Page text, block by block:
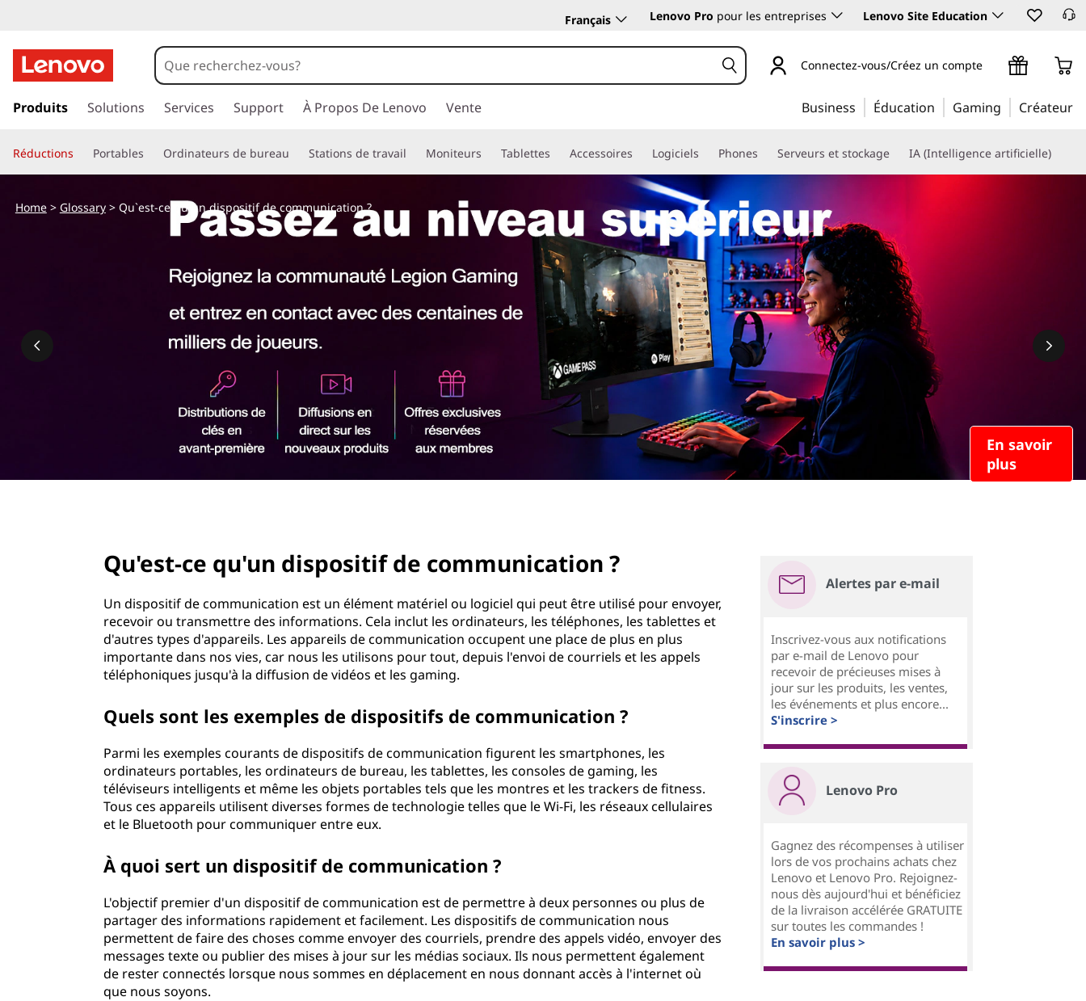
Français Lenovo Pro pour les entreprises Lenovo Site Education
a
e
r
u
a
Connectez-vous/Créez un compte
Produits Solutions Services Support À Propos De Lenovo Vente Business Éducation Gaming Créateur
Réductions Portables Ordinateurs de bureau Stations de travail Moniteurs Tablettes Accessoires Logiciels Phones Serveurs et stockage IA (Intelligence artificielle)
En savoir
plus
Home> Glossary> Qu`est-ce qu`un dispositif de communication ?
Qu'est-ce qu'un dispositif de communication ?
Un dispositif de communication est un élément matériel ou logiciel qui peut être utilisé pour envoyer,
recevoir ou transmettre des informations. Cela inclut les ordinateurs, les téléphones, les tablettes et
d'autres types d'appareils. Les appareils de communication occupent une place de plus en plus
importante dans nos vies, car nous les utilisons pour tout, depuis l'envoi de courriels et les appels
téléphoniques jusqu'à la diffusion de vidéos et les gaming.
Quels sont les exemples de dispositifs de communication ?
Parmi les exemples courants de dispositifs de communication figurent les smartphones, les
ordinateurs portables, les ordinateurs de bureau, les tablettes, les consoles de gaming, les
téléviseurs intelligents et même les objets portables tels que les montres et les trackers de fitness.
Tous ces appareils utilisent diverses formes de technologie telles que le Wi-Fi, les réseaux cellulaires
et le Bluetooth pour communiquer entre eux.
À quoi sert un dispositif de communication ?
L'objectif premier d'un dispositif de communication est de permettre à deux personnes ou plus de
partager des informations rapidement et facilement. Les dispositifs de communication nous
permettent de faire des choses comme envoyer des courriels, prendre des appels vidéo, envoyer des
messages texte ou publier des mises à jour sur les médias sociaux. Ils nous permettent également
de rester connectés lorsque nous sommes en déplacement en nous donnant accès à l'internet où
que nous soyons.
Alertes par e-mail
Inscrivez-vous aux notifications
par e-mail de Lenovo pour
recevoir de précieuses mises à
jour sur les produits, les ventes,
les événements et plus encore...
S'inscrire >
Lenovo Pro
Gagnez des récompenses à utiliser
lors de vos prochains achats chez
Lenovo et Lenovo Pro. Rejoignez-
nous dès aujourd'hui et bénéficiez
de la livraison accélérée GRATUITE
sur toutes les commandes !
En savoir plus >